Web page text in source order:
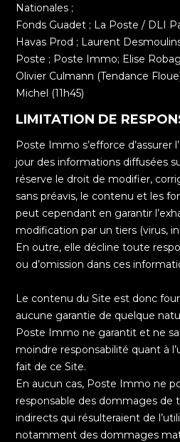
Nationales ;
Fonds Guadet ; La Poste / DLI
Havas Prod ; Laurent
Poste ; Poste Immo; Elise
Olivier Culmann (Tendance
Michel (11h45)
LIMITATION DE
Poste Immo s’efforce d’assurer
jour des informations diffusées
réserve le droit de modifier,
sans préavis, le contenu et les
peut cependant en garantir
modification par un tiers (virus,
En outre, elle décline toute
ou d’omission dans ces
Le contenu du Site est donc
aucune garantie de quelque
Poste Immo ne garantit et ne
moindre responsabilité quant à
fait de ce Site.
En aucun cas, Poste Immo ne
responsable des dommages de
indirects qui résulteraient de
notamment des dommages